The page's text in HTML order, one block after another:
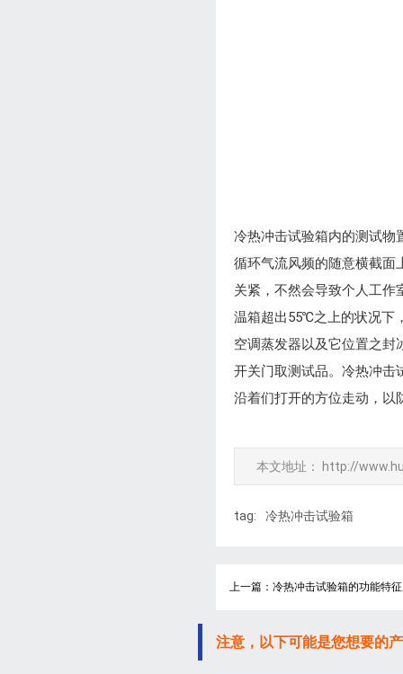
冷热冲击试验箱内的测试物
循环气流风频的随意横截面
关紧，不然会导致个人工
温箱超出55℃之上的状况
空调蒸发器以及它位置之封
开关门取测试品。冷热冲击
沿着们打开的方位走动，以
本文地址： http://
tag: 冷热冲击试验箱
上一篇：冷热冲击试验箱的功能特
注意，以下可能是您想要的